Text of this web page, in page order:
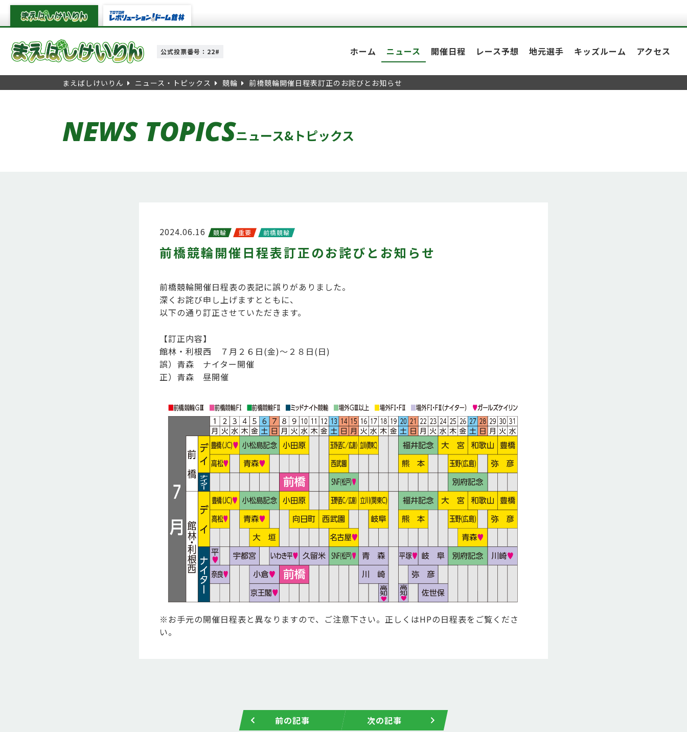
公式投票番号：22# ホーム ニュース 開催日程 レース予想 地元選手 キッズルーム アクセス
まえばしけいりん ニュース・トピックス 競輪 前橋競輪開催日程表訂正のお詫びとお知らせ
NEWS TOPICSニュース&トピックス
2024.06.16 競輪 重要 前橋競輪
前橋競輪開催日程表訂正のお詫びとお知らせ
前橋競輪開催日程表の表記に誤りがありました。
深くお詫び申し上げますとともに、
以下の通り訂正させていただきます。
【訂正内容】
館林・利根西 ７月２６日(金)～２８日(日)
誤）青森 ナイター開催
正）青森 昼開催
※お手元の開催日程表と異なりますので、ご注意下さい。正しくはHPの日程表をご覧くださ
い。
前の記事 次の記事